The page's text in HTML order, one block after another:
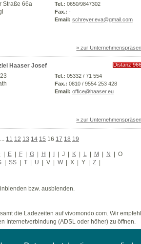
Straße 66a
Tel.: 0650/9847302
Fax.: -
Email: schreyer.eva@gmail.com
» zur
Haaser Josef
Distanz
Tel.: 05332 / 71 554
Fax.: 0810 / 9554 253 428
Email: office@haaser.eu
» zur
11 12 13 14 15 16 17 18 19
| E | F | G | H | I | J | K | L | M | N | O
| SS | T | U | V | W | X | Y | Z |
bzw. ausblenden.
die Ladezeiten auf vivomondo.com. Wir
Internetverbindung (ADSL oder höher) zu öffnen.